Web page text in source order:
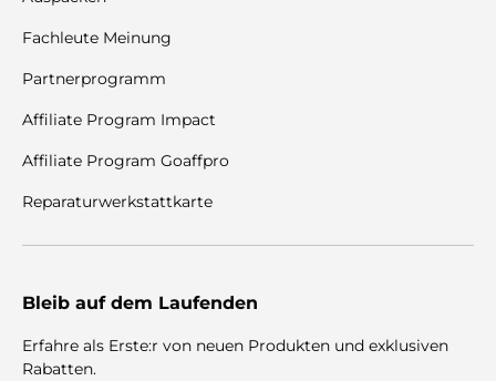
Fachleute Meinung
Partnerprogramm
Affiliate Program Impact
Affiliate Program Goaffpro
Reparaturwerkstattkarte
Bleib auf dem Laufenden
Erfahre als Erste:r von neuen Produkten und exklusiven
Rabatten.